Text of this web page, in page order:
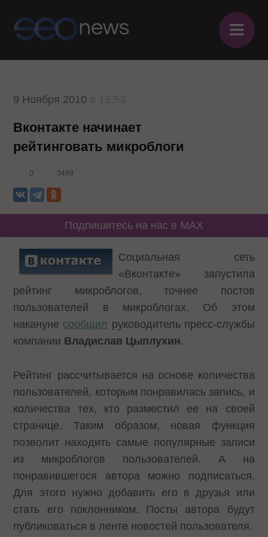
≡
9 Ноября 2010
Вконтакте начинает
рейтинговать микроблоги
0 3499
Подпишитесь на нас в MAX
Социальная сеть
«Вконтакте» запустила
рейтинг микроблогов, точнее постов
пользователей в микроблогах. Об этом
накануне сообщил руководитель пресс-службы
компании Владислав Цыплухин.
Рейтинг рассчитывается на основе количества
пользователей, которым понравилась запись, и
количества тех, кто разместил ее на своей
странице. Таким образом, новая функция
позволит находить самые популярные записи
из микроблогов пользователей. А на
понравившегося автора можно подписаться.
Для этого нужно добавить его в друзья или
стать его поклонником. Посты автора будут
публиковаться в ленте новостей пользователя.